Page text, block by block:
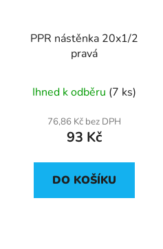
PPR nástěnka 20x1/2
pravá
Ihned k odběru (7 ks)
76,86 Kč bez DPH
93 Kč
DO KOŠÍKU